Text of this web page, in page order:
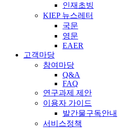
인재초빙
KIEP 뉴스레터
국문
영문
EAER
고객마당
참여마당
Q&A
FAQ
연구과제 제안
이용자 가이드
발간물구독안내
서비스정책